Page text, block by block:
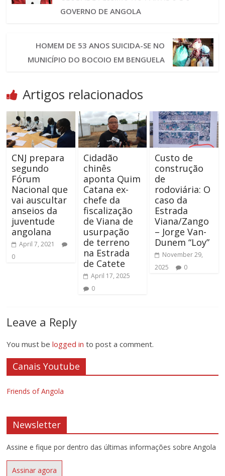
GOVERNO DE ANGOLA
HOMEM DE 53 ANOS SUICIDA-SE NO
MUNICÍPIO DO BOCOIO EM BENGUELA
Artigos relacionados
CNJ prepara
segundo
Fórum
Nacional que
vai auscultar
anseios da
juventude
angolana
April 7, 2021
0
Cidadão
chinês
aponta Quim
Catana ex-
chefe da
fiscalização
de Viana de
usurpação
de terreno
na Estrada
de Catete
April 17, 2025
0
Custo de
construção
de
rodoviária: O
caso da
Estrada
Viana/Zango
– Jorge Van-
Dunem “Loy”
November 29,
2025
0
Leave a Reply
You must belogged in to post a comment.
Canais Youtube
Friends of Angola
Newsletter
Assine e fique por dentro das últimas informações sobre Angola
Assinar agora